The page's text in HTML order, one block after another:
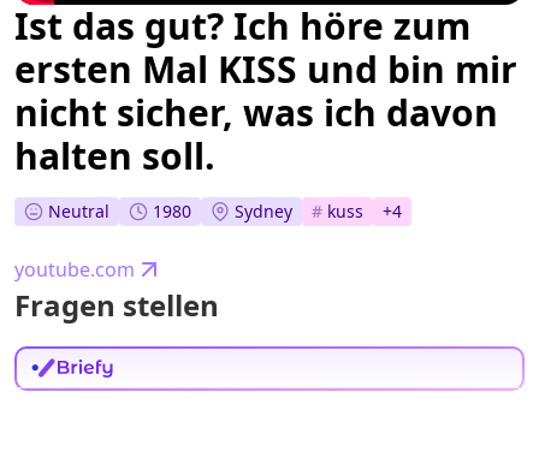
Ist das gut? Ich höre zum
ersten Mal KISS und bin mir
nicht sicher, was ich davon
halten soll.
Neutral 1980 Sydney # kuss +4
youtube.com
Fragen stellen